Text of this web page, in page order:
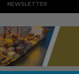
NEWSLETTER